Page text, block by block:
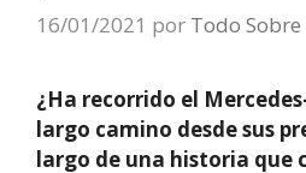
16/01/2021 por Todo
¿Ha recorrido el
largo camino desde sus
largo de una historia que